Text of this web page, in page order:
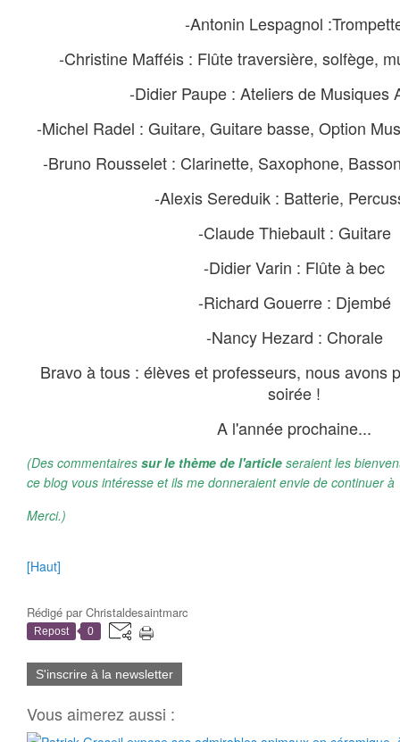
-Antonin Lespagnol
-Christine Mafféis : Flûte traversière, solfège,
-Didier Paupe : Ateliers de Musiques
-Michel Radel : Guitare, Guitare basse, Option
-Bruno Rousselet : Clarinette, Saxophone,
-Alexis Sereduik : Batterie,
-Claude Thiebault : Guitare
-Didier Varin : Flûte à bec
-Richard Gouerre : Djembé
-Nancy Hezard : Chorale
Bravo à tous : élèves et professeurs, nous avons
soirée !
A l'année prochaine...
(Des commentaires sur le thème de l'article seraient les
ce blog vous intéresse et ils me donneraient envie de continuer
Merci.)
[Haut]
Rédigé parChristaldesaintmarc
Repost 0
S'inscrire à la newsletter
Vous aimerez aussi :